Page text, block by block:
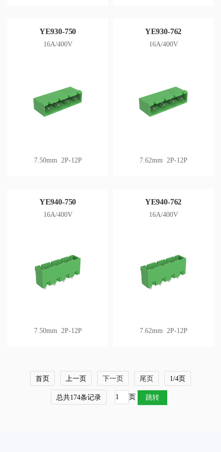
YE930-750
16A/400V
7.50mm 2P-12P
YE930-762
16A/400V
7.62mm 2P-12P
YE940-750
16A/400V
7.50mm 2P-12P
YE940-762
16A/400V
7.62mm 2P-12P
首页 上一页 下一页 尾页 1/4页
总共174条记录 页